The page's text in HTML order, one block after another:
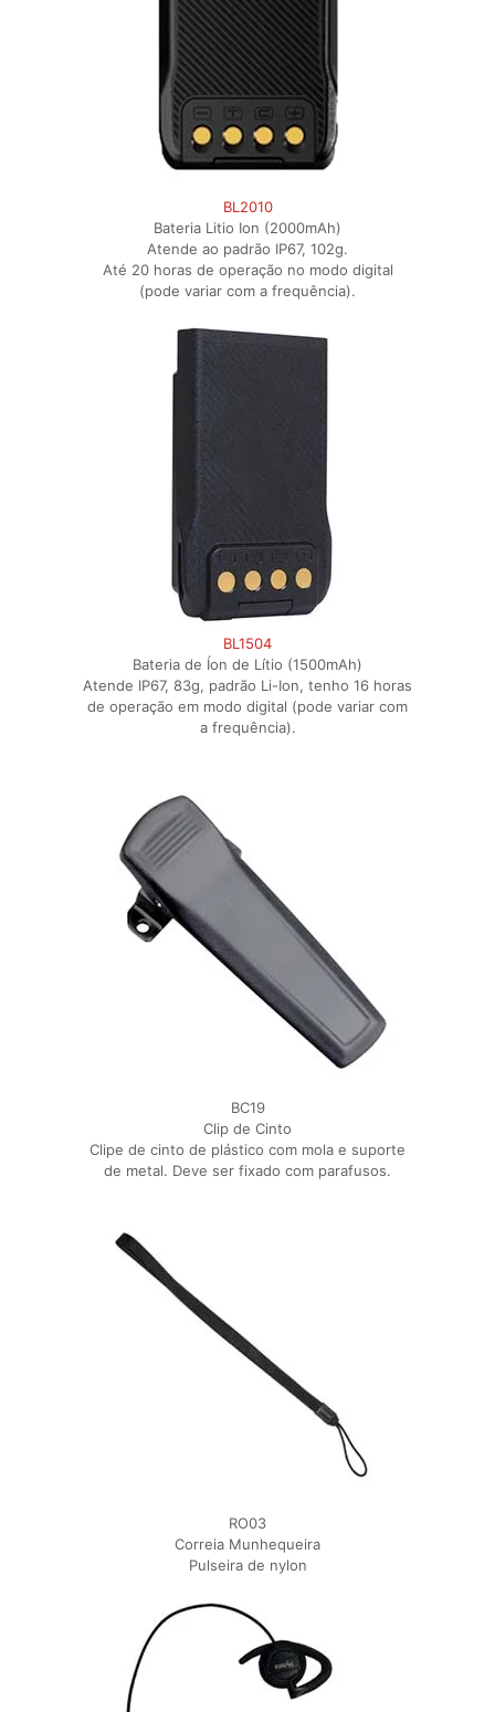
BL2010
Bateria Litio Ion (2000mAh)
Atende ao padrão IP67, 102g.
Até 20 horas de operação no modo digital
(pode variar com a frequência).
BL1504
Bateria de Íon de Lítio (1500mAh)
Atende IP67, 83g, padrão Li-Ion, tenho 16 horas
de operação em modo digital (pode variar com
a frequência).
BC19
Clip de Cinto
Clipe de cinto de plástico com mola e suporte
de metal. Deve ser fixado com parafusos.
RO03
Correia Munhequeira
Pulseira de nylon